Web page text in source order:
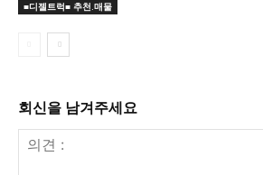
■디젤트럭■ 추천.매물
회신을 남겨주세요